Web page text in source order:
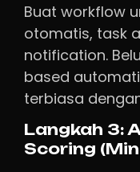
Buat workflow
otomatis, task
notification.
based
terbiasa
Langkah 3:
Scoring